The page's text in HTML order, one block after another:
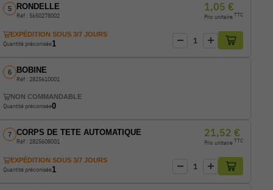
5 RONDELLE
Réf : 5650278002
1,05 €
Prix unitaire TTC
EXPÉDITION SOUS 3/7 JOURS
Quantité préconisée1 Quantité de produit
+
6 BOBINE
Réf : 2825610001
NON COMMANDABLE
Quantité préconisée0
7 CORPS DE TETE AUTOMATIQUE
Réf : 2825608001
21,52 €
Prix unitaire TTC
EXPÉDITION SOUS 3/7 JOURS
Quantité préconisée1 Quantité de produit
+